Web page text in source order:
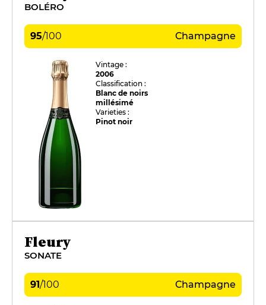
BOLÉRO
95/100 Champagne
Vintage :
2006
Classification :
Blanc de noirs
millésimé
Varieties :
Pinot noir
Fleury
SONATE
91/100 Champagne